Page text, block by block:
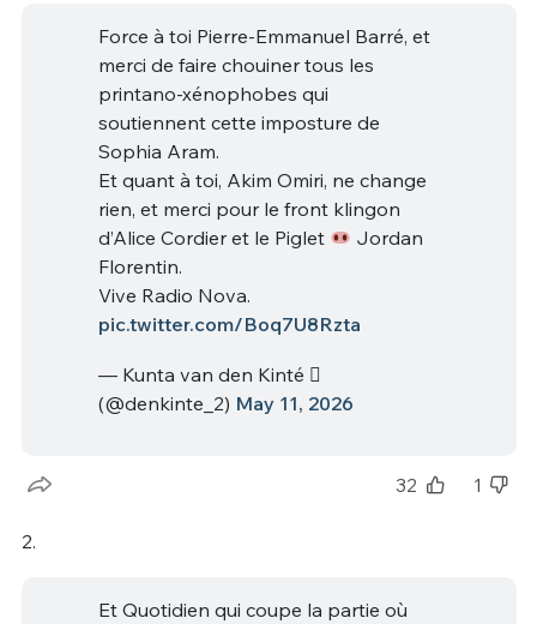
Force à toi Pierre-Emmanuel Barré, et
merci de faire chouiner tous les
printano-xénophobes qui
soutiennent cette imposture de
Sophia Aram.
Et quant à toi, Akim Omiri, ne change
rien, et merci pour le front klingon
d’Alice Cordier et le Piglet
Jordan
Florentin.
Vive Radio Nova.
pic.twitter.com/Boq7U8Rzta
— Kunta van den Kinté 
(@denkinte_2) May 11, 2026
32 1
2.
Et Quotidien qui coupe la partie où